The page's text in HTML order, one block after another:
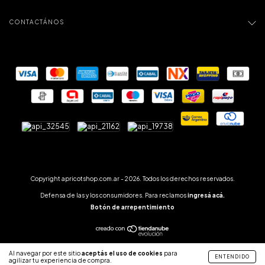
Al navegar por este sitioaceptás el uso de cookies para
agilizar tu experiencia de compra.
ENTENDIDO
CONTACTÁNOS
Copyright apricotshop.com.ar - 2026. Todos los derechos reservados.
Defensa de las y los consumidores. Para reclamosingresá acá.
Botón de arrepentimiento